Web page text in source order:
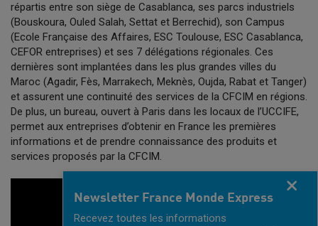
répartis entre son siège de Casablanca, ses parcs industriels
(Bouskoura, Ouled Salah, Settat et Berrechid), son Campus
(Ecole Française des Affaires, ESC Toulouse, ESC Casablanca,
CEFOR entreprises) et ses 7 délégations régionales. Ces
dernières sont implantées dans les plus grandes villes du
Maroc (Agadir, Fès, Marrakech, Meknès, Oujda, Rabat et Tanger)
et assurent une continuité des services de la CFCIM en régions.
De plus, un bureau, ouvert à Paris dans les locaux de l’UCCIFE,
permet aux entreprises d’obtenir en France les premières
informations et de prendre connaissance des produits et
services proposés par la CFCIM.
Newsletter France Monde Express
Recevez toutes les informations